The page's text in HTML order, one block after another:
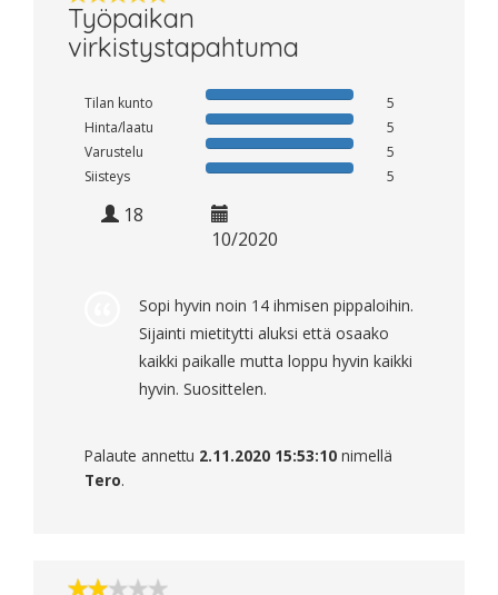
Työpaikan
virkistystapahtuma
Tilan kunto
5
Hinta/laatu
5
Varustelu
5
Siisteys
5
18
10/2020
Sopi hyvin noin 14 ihmisen pippaloihin.
Sijainti mietitytti aluksi että osaako
kaikki paikalle mutta loppu hyvin kaikki
hyvin. Suosittelen.
Palaute annettu 2.11.2020 15:53:10 nimellä
Tero.